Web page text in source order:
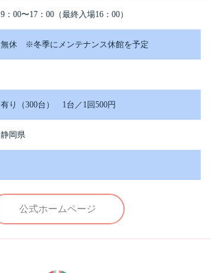
9：00〜17：00（最終入場16：00）
無休 ※冬季にメンテナンス休館を予定
有り（300台） 1台／1回500円
静岡県
公式ホームページ